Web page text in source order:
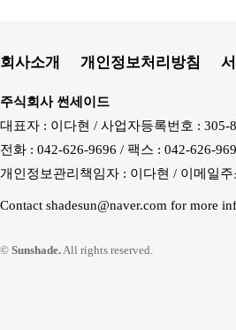
회사소개 개인정보처리방침
주식회사 썬세이드
대표자 : 이다현 / 사업자등록번호 :
전화 : 042-626-9696 / 팩스 : 042-626-
개인정보관리책임자 : 이다현 / 이메일주
Contact shadesun@naver.com for more
© Sunshade.All rights reserved.